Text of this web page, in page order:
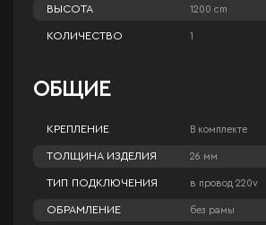
ВЫСОТА 1200 cm
КОЛИЧЕСТВО 1
ОБЩИЕ
КРЕПЛЕНИЕ В комплекте
ТОЛЩИНА ИЗДЕЛИЯ 26 мм
ТИП ПОДКЛЮЧЕНИЯ в провод 220v
ОБРАМЛЕНИЕ без рамы